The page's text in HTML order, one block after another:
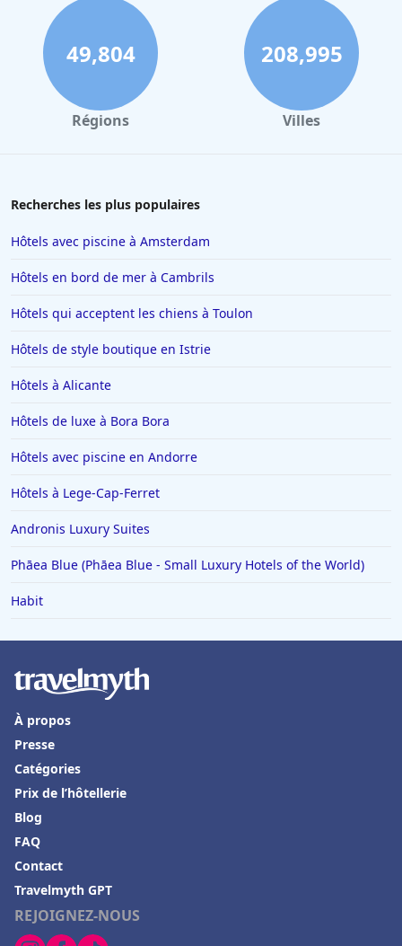
49,804
Régions
208,995
Villes
Recherches les plus populaires
Hôtels avec piscine à Amsterdam
Hôtels en bord de mer à Cambrils
Hôtels qui acceptent les chiens à Toulon
Hôtels de style boutique en Istrie
Hôtels à Alicante
Hôtels de luxe à Bora Bora
Hôtels avec piscine en Andorre
Hôtels à Lege-Cap-Ferret
Andronis Luxury Suites
Phāea Blue (Phāea Blue - Small Luxury Hotels of the World)
Habit
REJOIGNEZ-NOUS
À propos
Presse
Catégories
Prix de l’hôtellerie
Blog
FAQ
Contact
Travelmyth GPT